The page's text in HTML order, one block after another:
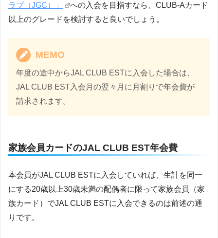
ラブ（JGC）」
への入会を目指すなら、CLUB-Aカード
以上のグレードを検討すると良いでしょう。
MEMO
年度の途中からJAL CLUB ESTに入会した場合は、
JAL CLUB EST入会月の翌々月に月割りで年会費が
請求されます。
家族会員カードのJAL CLUB EST年会費
本会員がJAL CLUB ESTに入会していれば、生計を同一
にする20歳以上30歳未満の配偶者に限って家族会員（家
族カード）でJAL CLUB ESTに入会できるのは前述の通
りです。